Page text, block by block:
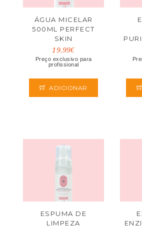
ÁGUA MICELAR
500ML PERFECT
SKIN
19.99€
Preço exclusivo para
profissional
ADICIONAR
ESPUMA DE
LIMPEZA